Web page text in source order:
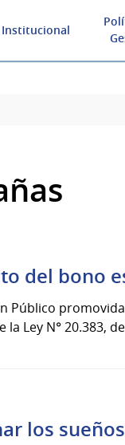
Institucional
del bono
Público
la Ley N° 20.383,
los sueños